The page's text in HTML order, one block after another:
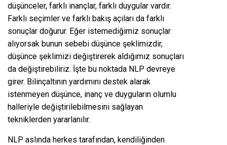
düşünceler, farklı inançlar, farklı duygular vardır.
Farklı seçimler ve farklı bakış açıları da farklı
sonuçlar doğurur. Eğer istemediğimiz sonuçlar
alıyorsak bunun sebebi düşünce şeklimizdir,
düşünce şeklimizi değiştirerek aldığımız sonuçları
da değiştirebiliriz. İşte bu noktada NLP devreye
girer. Bilinçaltının yardımını destek alarak
istenmeyen düşünce, inanç ve duyguların olumlu
halleriyle değiştirilebilmesini sağlayan
tekniklerden yararlanılır.
NLP aslında herkes tarafından, kendiliğinden